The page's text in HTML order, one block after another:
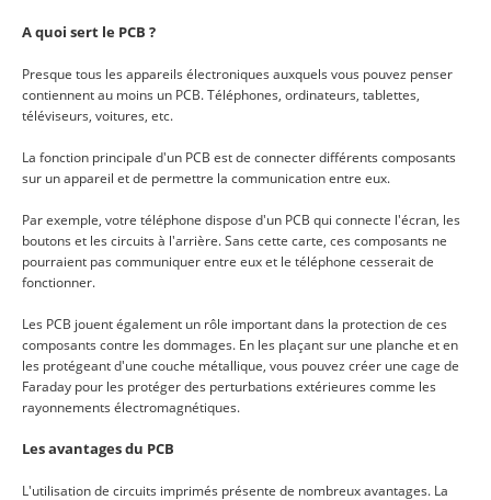
A quoi sert le PCB ?
Presque tous les appareils électroniques auxquels vous pouvez penser
contiennent au moins un PCB. Téléphones, ordinateurs, tablettes,
téléviseurs, voitures, etc.
La fonction principale d'un PCB est de connecter différents composants
sur un appareil et de permettre la communication entre eux.
Par exemple, votre téléphone dispose d'un PCB qui connecte l'écran, les
boutons et les circuits à l'arrière. Sans cette carte, ces composants ne
pourraient pas communiquer entre eux et le téléphone cesserait de
fonctionner.
Les PCB jouent également un rôle important dans la protection de ces
composants contre les dommages. En les plaçant sur une planche et en
les protégeant d'une couche métallique, vous pouvez créer une cage de
Faraday pour les protéger des perturbations extérieures comme les
rayonnements électromagnétiques.
Les avantages du PCB
L'utilisation de circuits imprimés présente de nombreux avantages. La